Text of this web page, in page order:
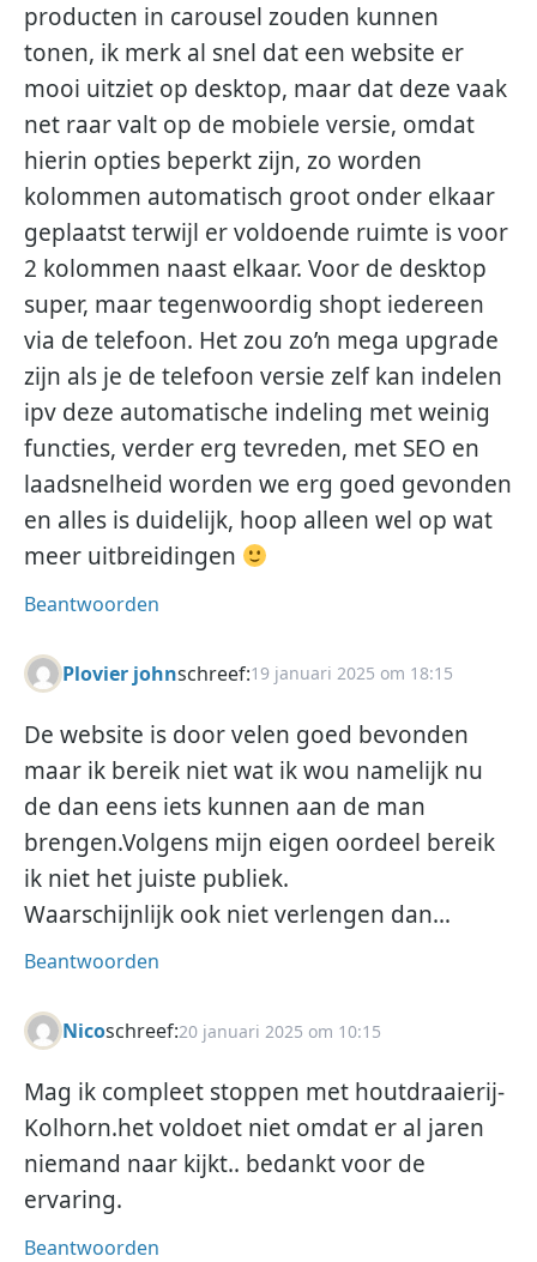
producten in carousel zouden kunnen
tonen, ik merk al snel dat een website er
mooi uitziet op desktop, maar dat deze vaak
net raar valt op de mobiele versie, omdat
hierin opties beperkt zijn, zo worden
kolommen automatisch groot onder elkaar
geplaatst terwijl er voldoende ruimte is voor
2 kolommen naast elkaar. Voor de desktop
super, maar tegenwoordig shopt iedereen
via de telefoon. Het zou zo’n mega upgrade
zijn als je de telefoon versie zelf kan indelen
ipv deze automatische indeling met weinig
functies, verder erg tevreden, met SEO en
laadsnelheid worden we erg goed gevonden
en alles is duidelijk, hoop alleen wel op wat
meer uitbreidingen
Beantwoorden
Plovier johnschreef:19 januari 2025 om 18:15
De website is door velen goed bevonden
maar ik bereik niet wat ik wou namelijk nu
de dan eens iets kunnen aan de man
brengen.Volgens mijn eigen oordeel bereik
ik niet het juiste publiek.
Waarschijnlijk ook niet verlengen dan…
Beantwoorden
Nicoschreef:20 januari 2025 om 10:15
Mag ik compleet stoppen met houtdraaierij-
Kolhorn.het voldoet niet omdat er al jaren
niemand naar kijkt.. bedankt voor de
ervaring.
Beantwoorden